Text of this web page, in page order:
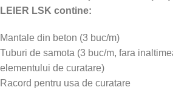
LEIER LSK contine:
Mantale din beton (3 buc/m)
Tuburi de samota (3 buc/m, fara
elementului de curatare)
Racord pentru usa de curatare